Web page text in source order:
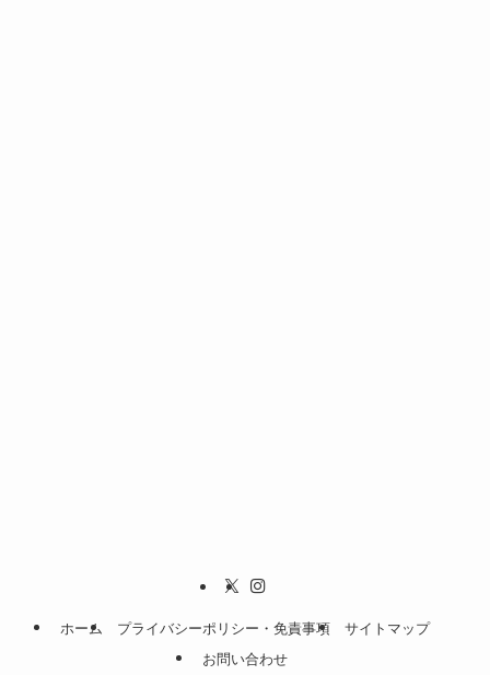
ホーム プライバシーポリシー・免責事項
サイトマップ
お問い合わせ